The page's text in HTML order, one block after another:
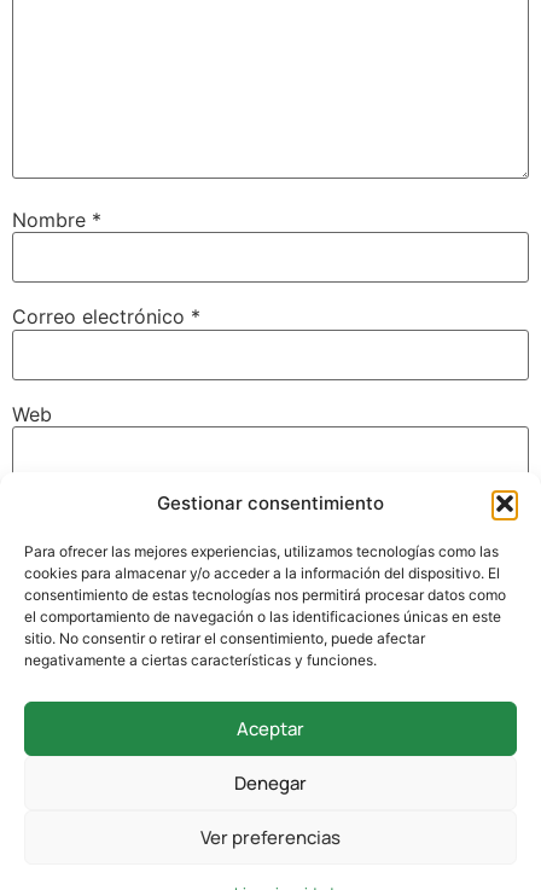
Gestionar consentimiento
Para ofrecer las mejores experiencias, utilizamos tecnologías como las
cookies para almacenar y/o acceder a la información del dispositivo. El
consentimiento de estas tecnologías nos permitirá procesar datos como
el comportamiento de navegación o las identificaciones únicas en este
sitio. No consentir o retirar el consentimiento, puede afectar
negativamente a ciertas características y funciones.
Aceptar
Denegar
Ver preferencias
Nombre *
Correo electrónico *
Web
navegador para la próxima vez que comente.
La Llanilla, 102, 39012 Santander, Cantabria